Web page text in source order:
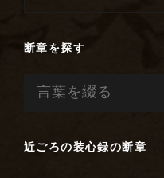
投
断章を探す
検
近ごろの装心録の断章